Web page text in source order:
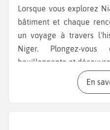
Lorsque vous explorez Niamey, chaque rue, chaque
bâtiment et chaque
un voyage à travers
Niger. Plongez-
bouillonnante et
font une destination
Commencez votre
véritable joyau de la
En